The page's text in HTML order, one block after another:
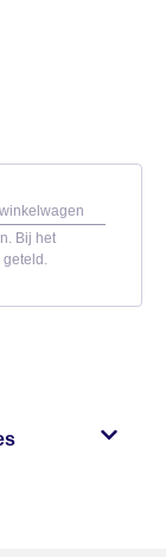
Bij het